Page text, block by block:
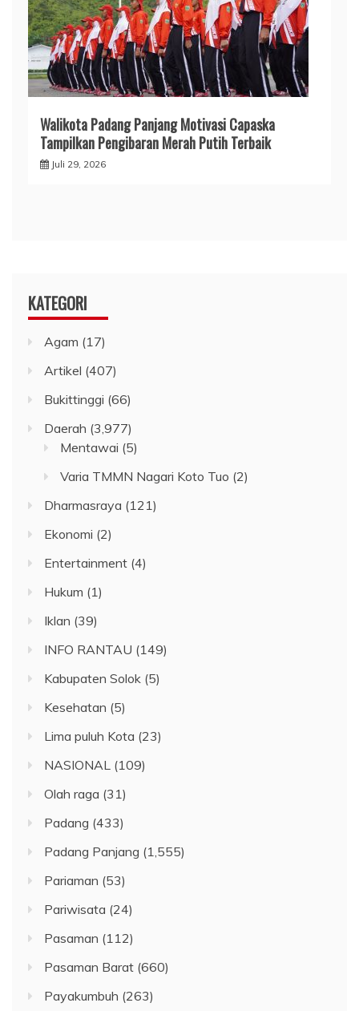
Walikota Padang Panjang Motivasi Capaska
Tampilkan Pengibaran Merah Putih Terbaik
Juli 29, 2026
KATEGORI
Agam (17)
Artikel (407)
Bukittinggi (66)
Daerah (3,977)
Mentawai (5)
Varia TMMN Nagari Koto Tuo (2)
Dharmasraya (121)
Ekonomi (2)
Entertainment (4)
Hukum (1)
Iklan (39)
INFO RANTAU (149)
Kabupaten Solok (5)
Kesehatan (5)
Lima puluh Kota (23)
NASIONAL (109)
Olah raga (31)
Padang (433)
Padang Panjang (1,555)
Pariaman (53)
Pariwisata (24)
Pasaman (112)
Pasaman Barat (660)
Payakumbuh (263)